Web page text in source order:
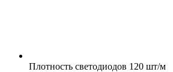
Плотность светодиодов 120 шт/м